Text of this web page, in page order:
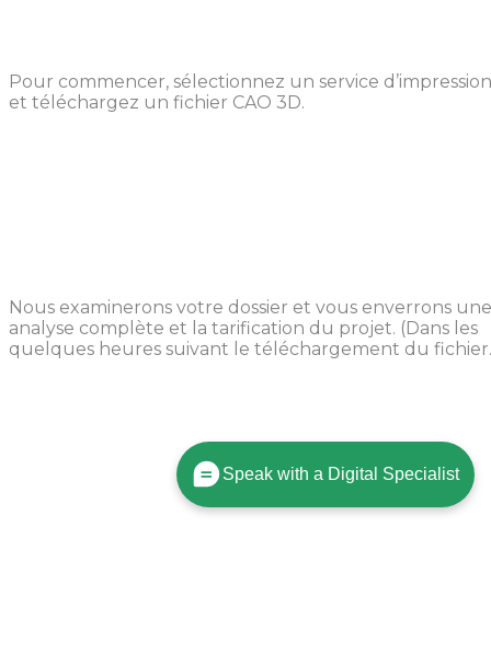
Pour commencer, sélectionnez un service d’impression
et téléchargez un fichier CAO 3D.
Nous examinerons votre dossier et vous enverrons une
analyse complète et la tarification du projet. (Dans les
quelques heures suivant le téléchargement du
La production commence
Speak with a Digital Specialist